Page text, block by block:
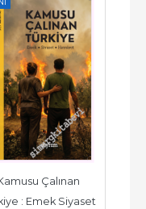
Çalınan
: Emek Siyaset